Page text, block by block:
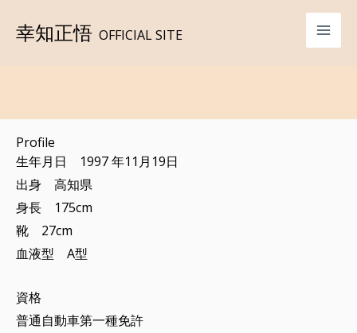
幸知正悟 OFFICIAL SITE
Profile
生年月日 1997 年11月19日
出身 高知県
身長 175cm
靴 27cm
血液型 A型
資格
普通自動車第一種免許